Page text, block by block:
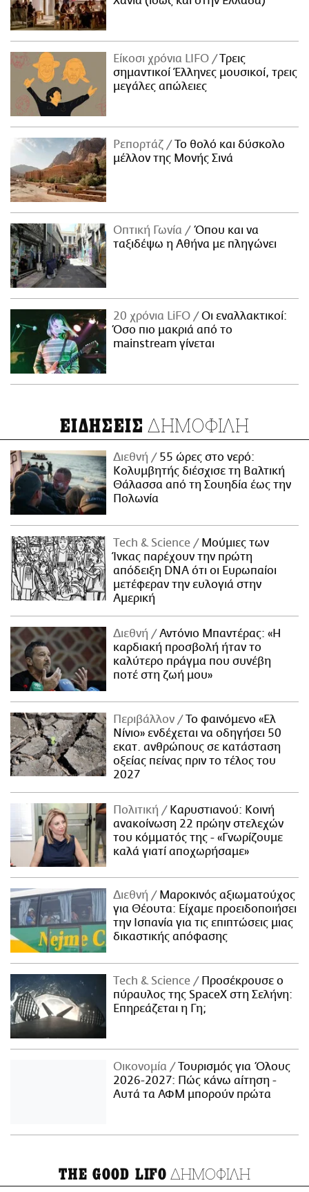
Είκοσι χρόνια LIFO
Tρεις
σημαντικοί Έλληνες μουσικοί, τρεις
μεγάλες απώλειες
Ρεπορτάζ
Το θολό και δύσκολο
μέλλον της Μονής Σινά
Οπτική Γωνία
Όπου και να
ταξιδέψω η Αθήνα με πληγώνει
20 χρόνια LiFO
Οι εναλλακτικοί:
Όσο πιο μακριά από το
mainstream γίνεται
ΕΙΔΗΣΕΙΣ ΔΗΜΟΦΙΛΗ
Διεθνή
55 ώρες στο νερό:
Κολυμβητής διέσχισε τη Βαλτική
Θάλασσα από τη Σουηδία έως την
Πολωνία
Τech & Science
Μούμιες των
Ίνκας παρέχουν την πρώτη
απόδειξη DNA ότι οι Ευρωπαίοι
μετέφεραν την ευλογιά στην
Αμερική
Διεθνή
Αντόνιο Μπαντέρας: «Η
καρδιακή προσβολή ήταν το
καλύτερο πράγμα που συνέβη
ποτέ στη ζωή μου»
Περιβάλλον
Το φαινόμενο «Ελ
Νίνιο» ενδέχεται να οδηγήσει 50
εκατ. ανθρώπους σε κατάσταση
οξείας πείνας πριν το τέλος του
2027
Πολιτική
Καρυστιανού: Κοινή
ανακοίνωση 22 πρώην στελεχών
του κόμματός της - «Γνωρίζουμε
καλά γιατί αποχωρήσαμε»
Διεθνή
Μαροκινός αξιωματούχος
για Θέουτα: Είχαμε προειδοποιήσει
την Ισπανία για τις επιπτώσεις μιας
δικαστικής απόφασης
Τech & Science
Προσέκρουσε ο
πύραυλος της SpaceX στη Σελήνη:
Επηρεάζεται η Γη;
Οικονομία
Τουρισμός για Όλους
2026-2027: Πώς κάνω αίτηση -
Αυτά τα ΑΦΜ μπορούν πρώτα
THE GOOD LIFO ΔΗΜΟΦΙΛΗ